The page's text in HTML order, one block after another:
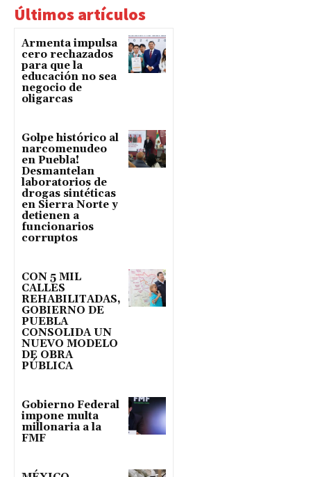
Últimos artículos
Armenta impulsa
cero rechazados
para que la
educación no sea
negocio de
oligarcas
Golpe histórico al
narcomenudeo
en Puebla!
Desmantelan
laboratorios de
drogas sintéticas
en Sierra Norte y
detienen a
funcionarios
corruptos
CON 5 MIL
CALLES
REHABILITADAS,
GOBIERNO DE
PUEBLA
CONSOLIDA UN
NUEVO MODELO
DE OBRA
PÚBLICA
Gobierno Federal
impone multa
millonaria a la
FMF